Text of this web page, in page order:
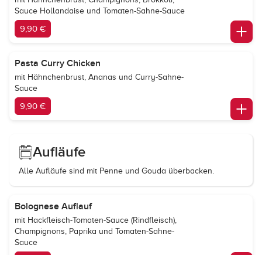
Sauce Hollandaise und Tomaten-Sahne-Sauce
9,90 €
Pasta Curry Chicken
mit Hähnchenbrust, Ananas und Curry-Sahne-
Sauce
9,90 €
Aufläufe
Alle Aufläufe sind mit Penne und Gouda überbacken.
Bolognese Auflauf
mit Hackfleisch-Tomaten-Sauce (Rindfleisch),
Champignons, Paprika und Tomaten-Sahne-
Sauce